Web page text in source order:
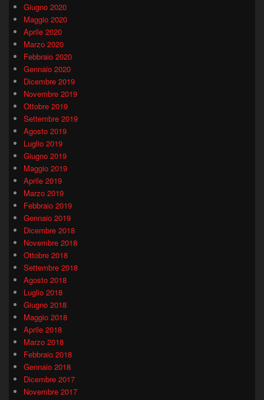
Giugno 2020
Maggio 2020
Aprile 2020
Marzo 2020
Febbraio 2020
Gennaio 2020
Dicembre 2019
Novembre 2019
Ottobre 2019
Settembre 2019
Agosto 2019
Luglio 2019
Giugno 2019
Maggio 2019
Aprile 2019
Marzo 2019
Febbraio 2019
Gennaio 2019
Dicembre 2018
Novembre 2018
Ottobre 2018
Settembre 2018
Agosto 2018
Luglio 2018
Giugno 2018
Maggio 2018
Aprile 2018
Marzo 2018
Febbraio 2018
Gennaio 2018
Dicembre 2017
Novembre 2017